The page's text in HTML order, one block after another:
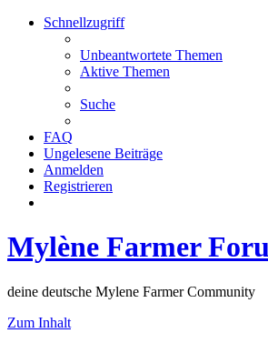
Schnellzugriff
Unbeantwortete Themen
Aktive Themen
Suche
FAQ
Ungelesene Beiträge
Anmelden
Registrieren
Mylène Farmer
deine deutsche Mylene Farmer Community
Zum Inhalt